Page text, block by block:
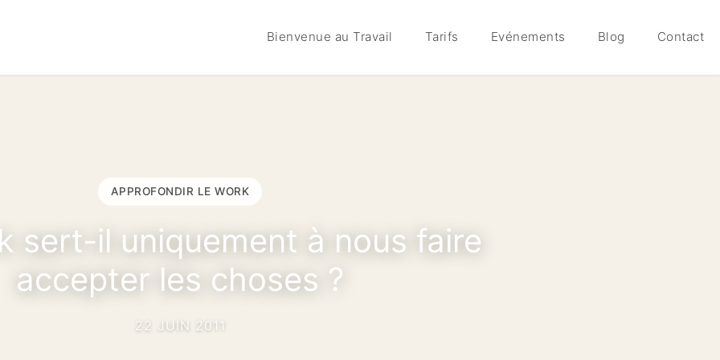
Bienvenue au Travail Tarifs Evénements Blog Contact
APPROFONDIR LE WORK
sert-il uniquement à nous faire
accepter les choses ?
22 JUIN 2011